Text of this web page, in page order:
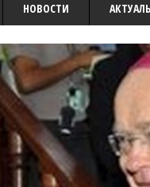
НОВОСТИ